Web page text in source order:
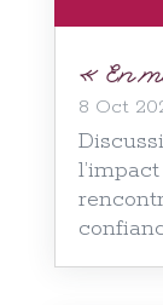
« En
8 Oct